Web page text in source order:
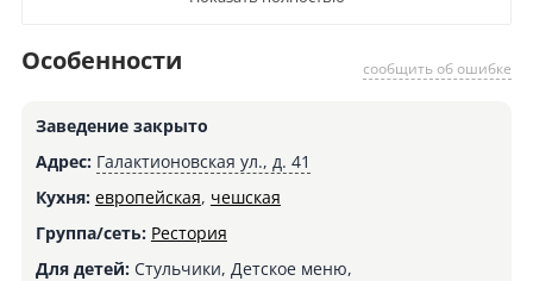
сообщить об ошибке
Особенности
Заведение закрыто
Адрес: Галактионовская ул., д. 41
Кухня: европейская, чешская
Группа/сеть: Рестория
Для детей:Стульчики, Детское меню,